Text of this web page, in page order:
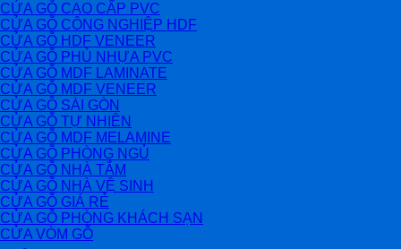
CỬA GỖ CAO CẤP PVC
CỬA GỖ CÔNG NGHIỆP HDF
CỬA GỖ HDF VENEER
CỬA GỖ PHỦ NHỰA PVC
CỬA GỖ MDF LAMINATE
CỬA GỖ MDF VENEER
CỬA GỖ SÀI GÒN
CỬA GỖ TỰ NHIÊN
CỬA GỖ MDF MELAMINE
CỬA GỖ PHÒNG NGỦ
CỬA GỖ NHÀ TẮM
CỬA GỖ NHÀ VỆ SINH
CỬA GỖ GIÁ RẺ
CỬA GỖ PHÒNG KHÁCH SẠN
CỬA VÒM GỖ